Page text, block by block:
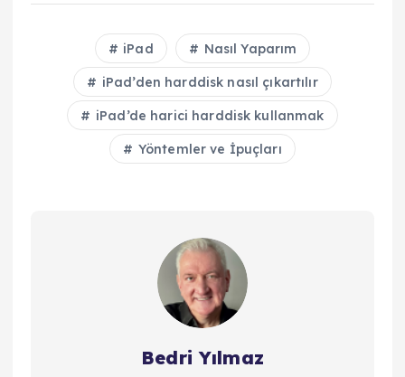
iPad Nasıl Yaparım
iPad’den harddisk nasıl çıkartılır
iPad’de harici harddisk kullanmak
Yöntemler ve İpuçları
Bedri Yılmaz